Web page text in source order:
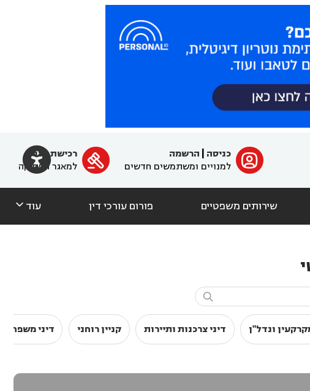
 ﱐ כניסה
הרשמה
למנויים ומשתמשים חדשים

רכישת מנוי
למאגר הפסיקה
שירותים משפטיים פורום עורכי דין עוד 

ונדל"ן דיני צרכנות ותיירות קניין רוחני דיני משפחה